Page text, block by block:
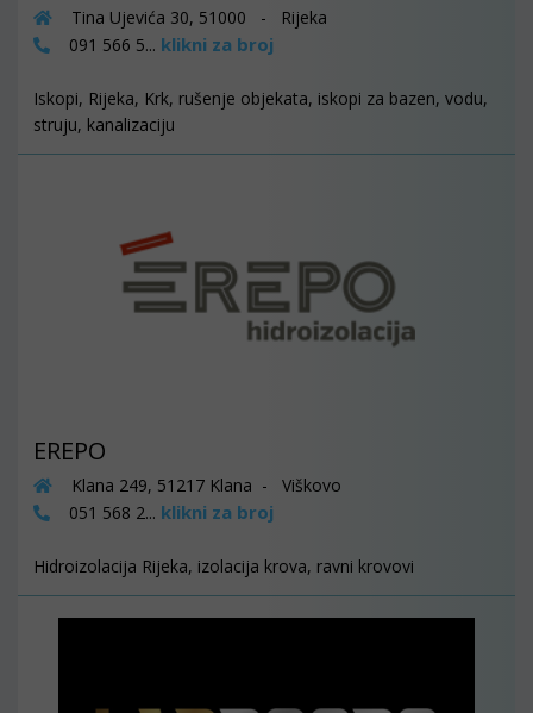
Tina Ujevića 30, 51000 - Rijeka
091 566 5... klikni za broj
Iskopi, Rijeka, Krk, rušenje objekata, iskopi za bazen, vodu,
struju, kanalizaciju
EREPO
Klana 249, 51217 Klana - Viškovo
051 568 2... klikni za broj
Hidroizolacija Rijeka, izolacija krova, ravni krovovi